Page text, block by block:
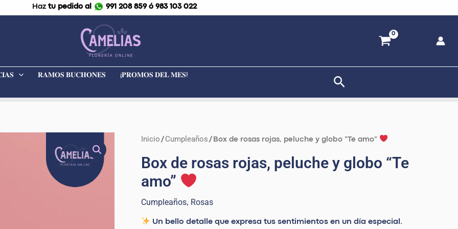
Haz tu pedido al 991 208 859 ó 983 103 022
𝐑𝐀𝐌𝐎𝐒 𝐁𝐔𝐂𝐇𝐎𝐍𝐄𝐒
¡𝐏𝐑𝐎𝐌𝐎𝐒 𝐃𝐄𝐋 𝐌𝐄𝐒!
Buscar
Inicio / Cumpleaños / Box de rosas rojas, peluche y globo “Te amo”
Box de rosas rojas, peluche y globo “Te
amo”
Cumpleaños, Rosas
Un bello detalle que expresa tus sentimientos en un día especial.
Box
rosas
rojas,
y
globo